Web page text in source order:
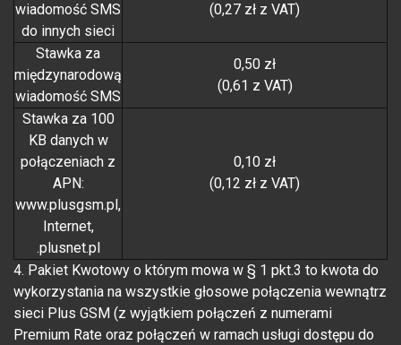
wiadomość SMS
do innych sieci
(0,27 zł z VAT)
Stawka za
międzynarodową
wiadomość SMS
0,50 zł
(0,61 z VAT)
Stawka za 100
KB danych w
połączeniach z
APN:
www.plusgsm.pl,
Internet,
.plusnet.pl
0,10 zł
(0,12 zł z VAT)
4. Pakiet Kwotowy o którym mowa w § 1 pkt.3 to kwota do
wykorzystania na wszystkie głosowe połączenia wewnątrz
sieci Plus GSM (z wyjątkiem połączeń z numerami
Premium Rate oraz połączeń w ramach usługi dostępu do